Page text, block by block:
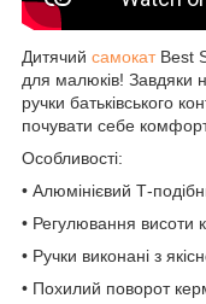
Дитячий самокатBest
для малюків! Завдяки
ручки батьківського
почувати себе
Особливості:
• Алюмінієвий Т-
• Регулювання висоти
• Ручки виконані з
• Похилий поворот